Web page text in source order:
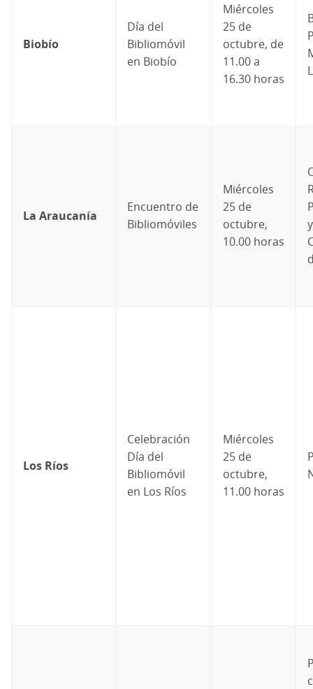
Biobío
Día del
Bibliomóvil
en Biobío
Miércoles
25 de
octubre, de
11.00 a
16.30 horas
La Araucanía
Encuentro de
Bibliomóviles
Miércoles
25 de
octubre,
10.00 horas
Los Ríos
Celebración
Día del
Bibliomóvil
en Los Ríos
Miércoles
25 de
octubre,
11.00 horas